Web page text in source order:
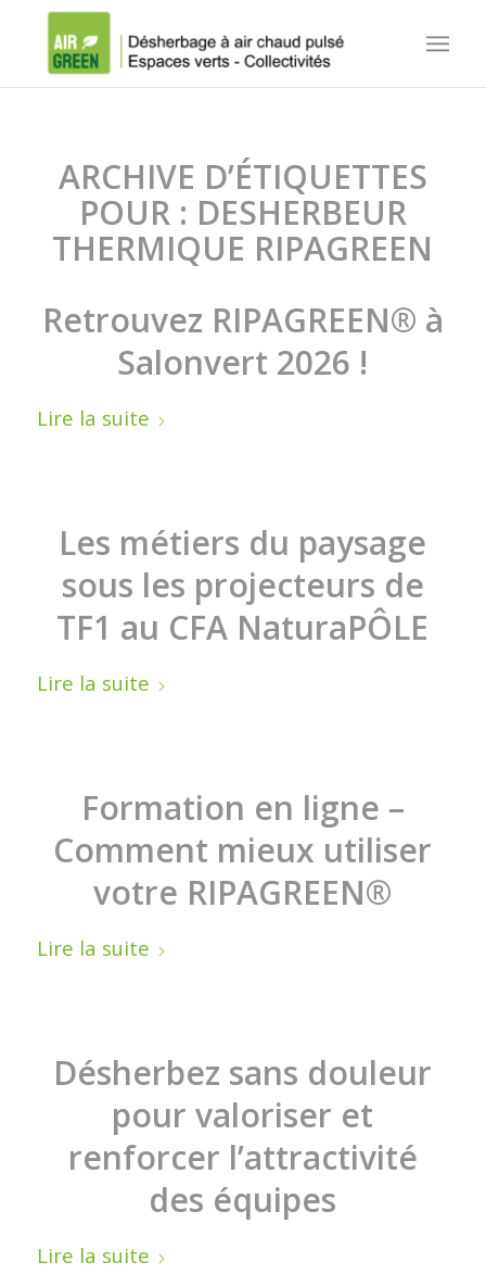
ARCHIVE D’ÉTIQUETTES
POUR : DESHERBEUR
THERMIQUE RIPAGREEN
Retrouvez RIPAGREEN® à
Salonvert 2026 !
Lire la suite
Les métiers du paysage
sous les projecteurs de
TF1 au CFA NaturaPÔLE
Lire la suite
Formation en ligne –
Comment mieux utiliser
votre RIPAGREEN®
Lire la suite
Désherbez sans douleur
pour valoriser et
renforcer l’attractivité
des équipes
Lire la suite